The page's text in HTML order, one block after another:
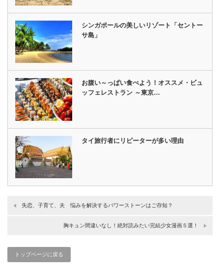
シンガポールの美しいリゾート「セントー
サ島」
お腹い～っぱい食べよう！オススメ・ビュ
ッフェレストラン ～東京…
タイ旅行者にリピーターが多い理由
失恋、子育て、夫 悩みを解決するパワーストーンはご存知？
胸キュン間違いなし！絶対読みたい完結少女漫画５選！
トップページに戻る